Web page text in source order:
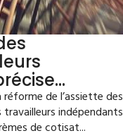
de l’assiette des
indépendants
de cotisat...